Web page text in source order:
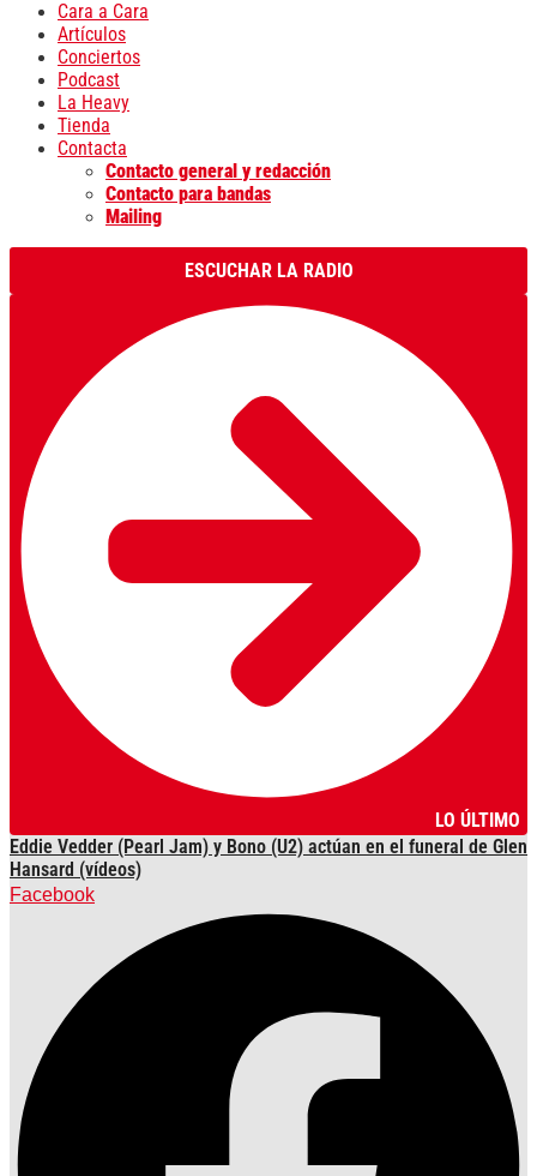
Cara a Cara
Artículos
Conciertos
Podcast
La Heavy
Tienda
Contacta
Contacto general y redacción
Contacto para bandas
Mailing
ESCUCHAR LA RADIO
LO ÚLTIMO
Eddie Vedder (Pearl Jam) y Bono (U2) actúan en el funeral de Glen
Hansard (vídeos)
Facebook